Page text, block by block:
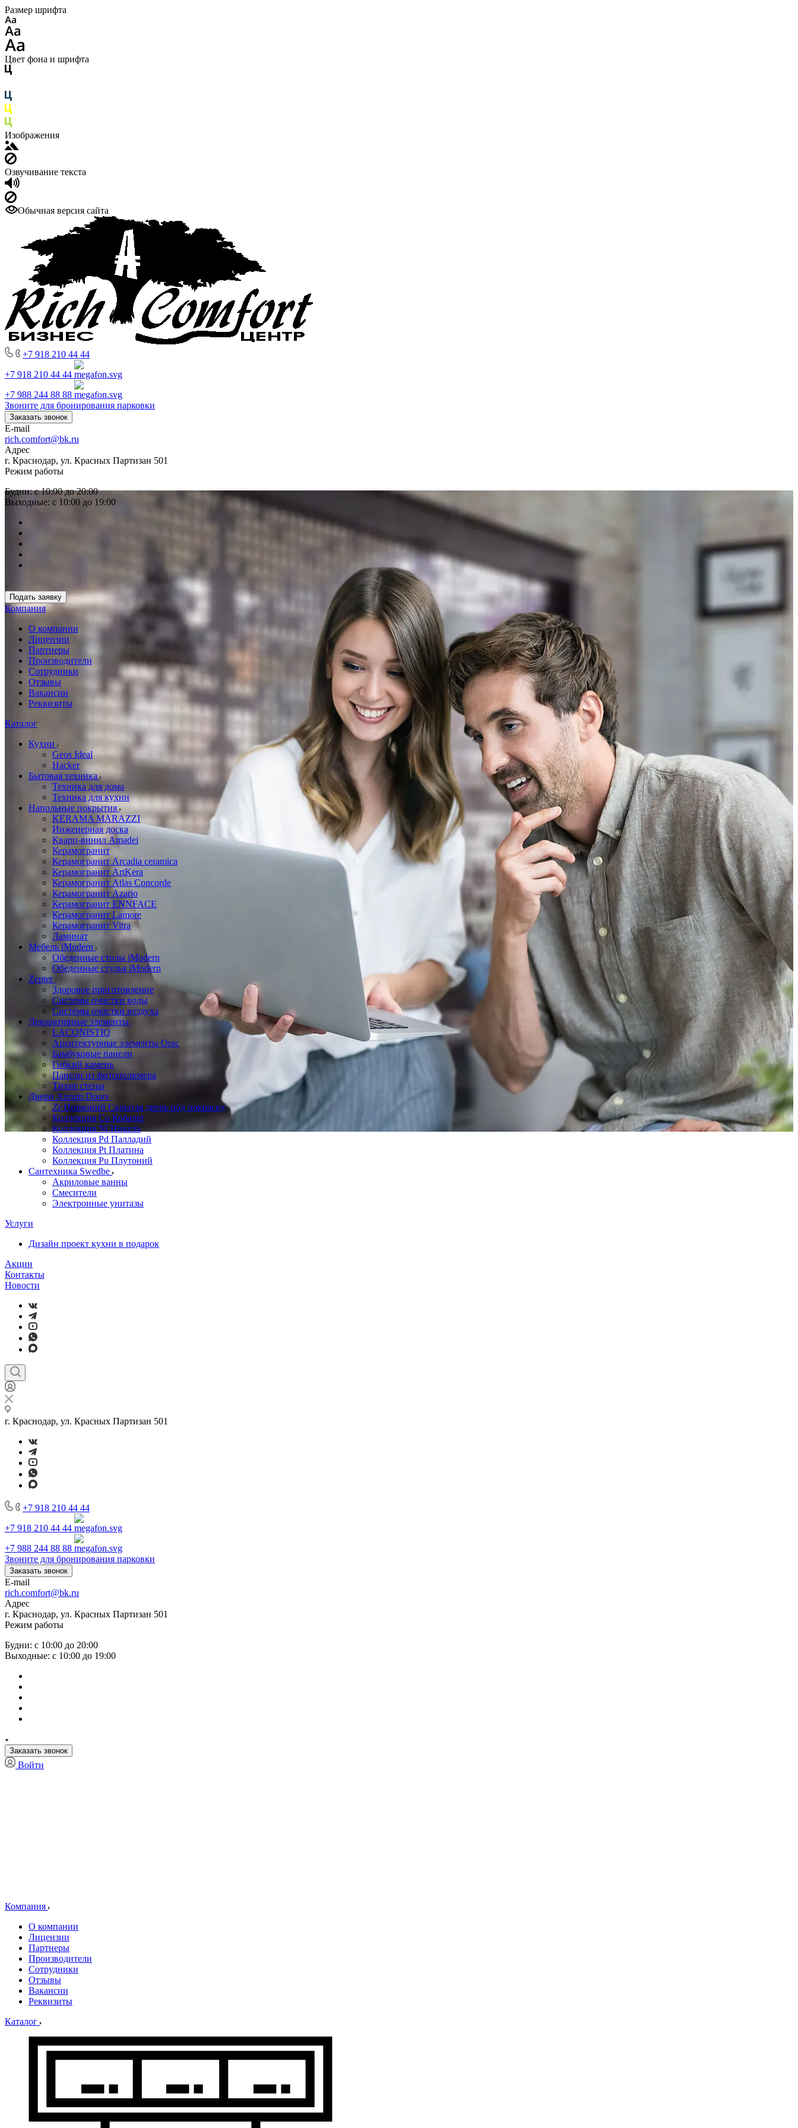
Размер шрифта
Цвет фона и шрифта
Изображения
Озвучивание текста
Обычная версия сайта
+7 918 210 44 44
+7 918 210 44 44
+7 988 244 88 88
Звоните для бронирования парковки
Заказать звонок
E-mail
rich.comfort@bk.ru
Адрес
г. Краснодар, ул. Красных Партизан 501
Режим работы
Будни: с 10:00 до 20:00
Выходные: с 10:00 до 19:00
Подать заявку
Компания
О компании
Лицензии
Партнеры
Производители
Сотрудники
Отзывы
Вакансии
Реквизиты
Каталог
Кухни
Geos Ideal
Hacker
Бытовая техника
Техника для дома
Техника для кухни
Напольные покрытия
KERAMA MARAZZI
Инженерная доска
Кварц-винил Amadei
Керамогранит
Керамогранит Arcadia ceramica
Керамогранит ArtKera
Керамогранит Atlas Concorde
Керамогранит Azario
Керамогранит ENNFACE
Керамогранит Lamore
Керамогранит Vitra
Ламинат
Мебель iModern
Обеденные столы iModern
Обеденные стулья iModern
Zepter
Здоровое приготовление
Системы очистки воды
Системы очистки воздуха
Декоративные элементы
LACONISTIQ
Архитектурные элементы Orac
Бамбуковые панели
Гибкий камень
Панели из фитополимера
Тихие стены
Двери Aurum Doors
Zr Цирконий Скрытая дверь под покраску
Коллекция Co Кобальт
Коллекция Ni Никель
Коллекция Pd Палладий
Коллекция Pt Платина
Коллекция Pu Плутоний
Сантехника Swedbe
Акриловые ванны
Смесители
Электронные унитазы
Услуги
Дизайн проект кухни в подарок
Акции
Контакты
Новости
г. Краснодар, ул. Красных Партизан 501
+7 918 210 44 44
+7 918 210 44 44
+7 988 244 88 88
Звоните для бронирования парковки
Заказать звонок
E-mail
rich.comfort@bk.ru
Адрес
г. Краснодар, ул. Красных Партизан 501
Режим работы
Будни: с 10:00 до 20:00
Выходные: с 10:00 до 19:00
Заказать звонок
Войти
Компания
О компании
Лицензии
Партнеры
Производители
Сотрудники
Отзывы
Вакансии
Реквизиты
Каталог